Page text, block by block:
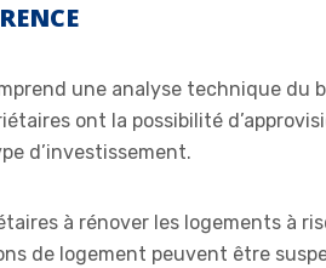
une analyse technique du
ont la possibilité
d’investissement.
à rénover les logements à
de logement peuvent être